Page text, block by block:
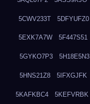
5CWV233T 5DFYUFZ0
5EXK7A7W 5F447S51
5GYKO7P3 5H18E5N3
5HNS21Z8 5IFXGJFK
5KAFKBC4 5KEFVRBK